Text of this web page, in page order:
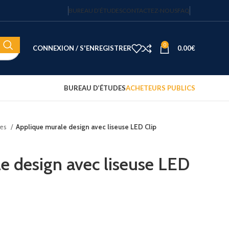
BUREAU D’ÉTUDESCONTACTEZ-NOUSFAQ
CONNEXION / S'ENREGISTRER 0 0.00€
Coffre-fort électronique hôtel
122.15€ HT
BUREAU D’ÉTUDESACHETEURS PUBLICS
Applique murale design avec liseuse LED Clip
design avec liseuse LED